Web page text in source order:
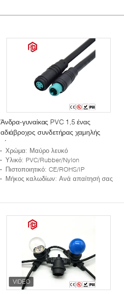
Άνδρα-γυναίκας PVC 1,5 ένας
αδιάβροχος συνδετήρας χαμηλής
τάσης
Χρώμα: Μαύρο λευκό
Υλικό: PVC/Rubber/Nylon
Πιστοποιητικό: CE/ROHS/IP
Μήκος καλωδίων: Ανά απαίτησή σας